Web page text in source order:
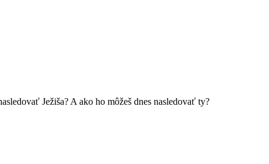
Ježiša? A ako ho môžeš dnes nasledovať ty?